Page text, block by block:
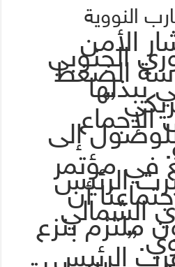
النووية
الأمن
الجنوبي
الضغطيبذلها
”
الإجماع
للوصول إلى
في مؤتمر
الرئيس
أن
الشمالي
ملتزم بنزع
الرئيس